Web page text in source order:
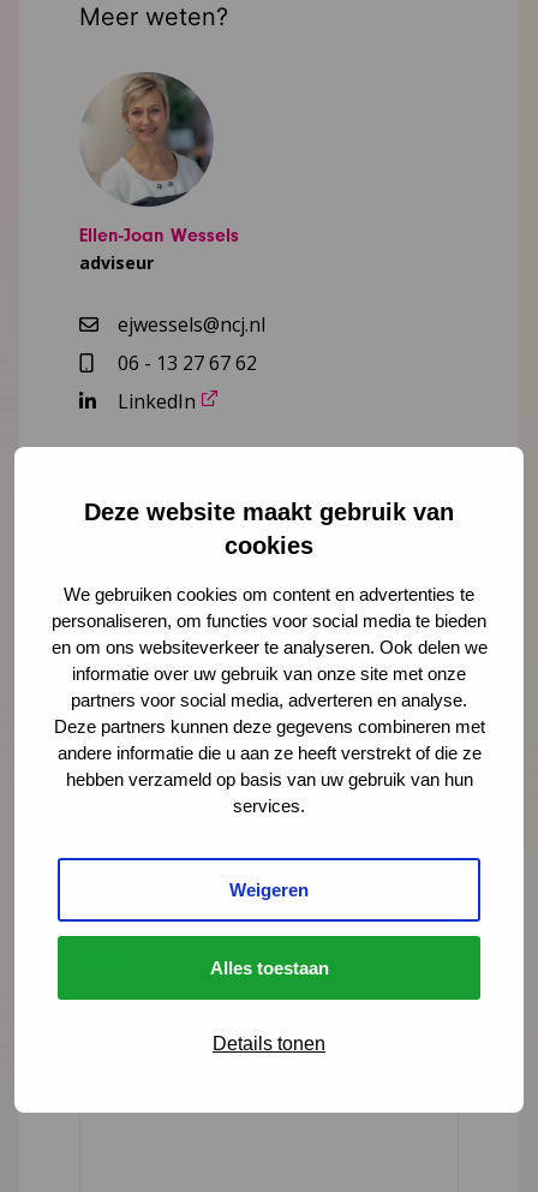
Deze website maakt gebruik van
cookies
We gebruiken cookies om content en advertenties te
personaliseren, om functies voor social media te bieden
en om ons websiteverkeer te analyseren. Ook delen we
informatie over uw gebruik van onze site met onze
partners voor social media, adverteren en analyse.
Deze partners kunnen deze gegevens combineren met
andere informatie die u aan ze heeft verstrekt of die ze
hebben verzameld op basis van uw gebruik van hun
services.
Weigeren
Alles toestaan
Details tonen
Meer weten?
Ellen-Joan Wessels
adviseur
ejwessels@ncj.nl
06 - 13 27 67 62
LinkedIn
"* " geeft vereiste velden aan
Naam *
E-mailadres